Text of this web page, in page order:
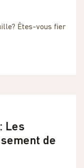
Êtes-vous fier
Les
de